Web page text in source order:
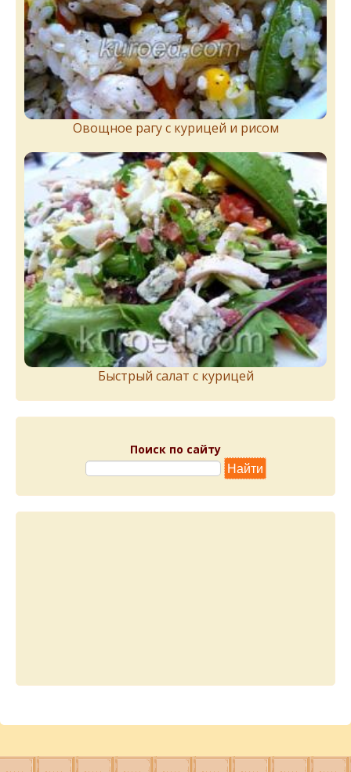
Овощное рагу с курицей и рисом
Быстрый салат с курицей
Поиск по сайту